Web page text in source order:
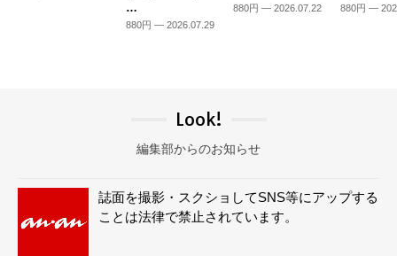
…
880円 — 2026.07.29
880円 — 2026.07.22 880円 —
Look!
編集部からのお知らせ
誌面を撮影・スクショしてSNS等にアップする
ことは法律で禁止されています。